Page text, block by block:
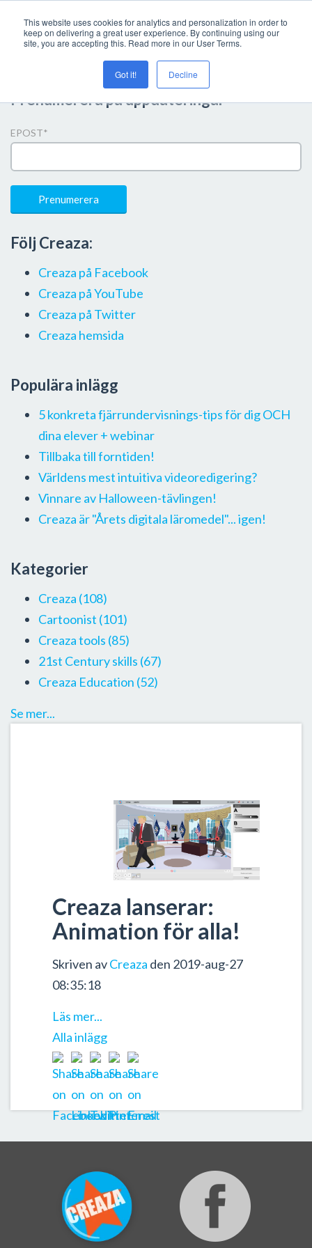
This website uses cookies for analytics and personalization in order to
keep on delivering a great user experience. By continuing using our
site, you are accepting this. Read more in our User Terms.
Got it! Decline
Creaza lanserar:
Animation för alla!
Skriven avCreaza den 2019-aug-27
08:35:18
Läs mer...
Alla inlägg
Prenumerera på uppdateringar
EPOST*
Följ Creaza:
Creaza på Facebook
Creaza på YouTube
Creaza på Twitter
Creaza hemsida
Populära inlägg
5 konkreta fjärrundervisnings-tips för dig OCH
dina elever + webinar
Tillbaka till forntiden!
Världens mest intuitiva videoredigering?
Vinnare av Halloween-tävlingen!
Creaza är "Årets digitala läromedel"... igen!
Kategorier
Creaza (108)
Cartoonist (101)
Creaza tools (85)
21st Century skills (67)
Creaza Education (52)
Se mer...